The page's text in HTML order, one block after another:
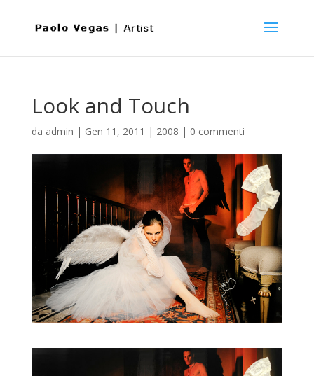
Look and Touch
da admin | Gen 11, 2011 | 2008 | 0 commenti